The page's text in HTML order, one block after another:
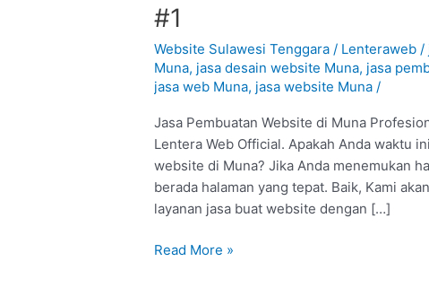
#1
Website Sulawesi Tenggara / Lenteraweb/
Muna, jasa desain website Muna, jasa
jasa web Muna, jasa website Muna /
Jasa Pembuatan Website di Muna
Lentera Web Official. Apakah Anda waktu
website di Muna? Jika Anda menemukan
berada halaman yang tepat. Baik, Kami
layanan jasa buat website dengan […]
Website
di
Muna
:
#1
Read More »